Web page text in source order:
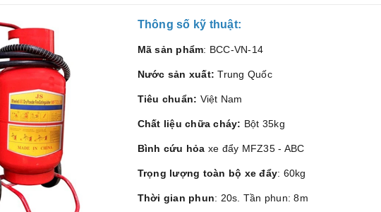
Thông số kỹ thuật:
Mã sản phẩm: BCC-VN-14
Nước sản xuất: Trung Quốc
Tiêu chuẩn: Việt Nam
Chất liệu chữa cháy: Bột 35kg
Bình cứu hỏa xe đẩy MFZ35 - ABC
Trọng lượng toàn bộ xe đẩy: 60kg
Thời gian phun: 20s. Tần phun: 8m